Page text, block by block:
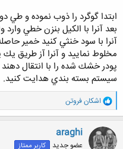
ابتدا گوگرد را ذوب نموده و طي
بعد آنرا با الكيل بنزن خطي
آنرا با سود خنثي كنيد خمير
مخلوط نماييد و آنرا آز طريق
پودر خشك شده را با انتقال
سيستم بسته بندي هدايت كنيد.
و
ا
ک
ن
ش
ه
اشکان فروتن
araghi
عضو جدید کاربر ممتاز